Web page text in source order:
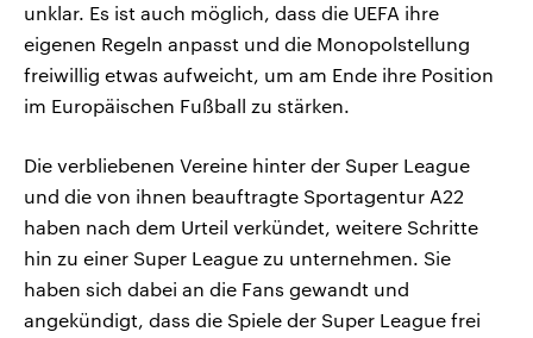
unklar. Es ist auch möglich, dass die UEFA ihre
eigenen Regeln anpasst und die Monopolstellung
freiwillig etwas aufweicht, um am Ende ihre Position
im Europäischen Fußball zu stärken.
Die verbliebenen Vereine hinter der Super League
und die von ihnen beauftragte Sportagentur A22
haben nach dem Urteil verkündet, weitere Schritte
hin zu einer Super League zu unternehmen. Sie
haben sich dabei an die Fans gewandt und
angekündigt, dass die Spiele der Super League frei